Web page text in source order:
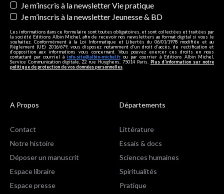
Je m’inscris à la newsletter Vie pratique
Je m’inscris à la newsletter Jeunesse & BD
Les informations dans ce formulaire sont toutes obligatoires, et sont collectées et traitées par
la société Editions Albin Michel, afin de recevoir nos newsletters au format digital si vous le
souhaitez. Conformément à la Loi Informatique et Libertés du 06/01/1978 modifiée et au
Règlement (UE) 2016/679, vous disposez notamment d'un droit d'accès, de rectification et
d’opposition aux informations vous concernant. Vous pouvez exercer ces droits en nous
contactant par courriel à info-site@albin-michel.fr ou par courrier à Editions Albin Michel,
Service Communication digitale, 22 rue Huyghens, 75014 Paris. Plus d’information sur notre
politique de protection de vos données personnelles
A Propos
Contact
Notre histoire
Déposer un manuscrit
Espace libraire
Espace presse
Départements
Littérature
Essais & docs
Sciences humaines
Spiritualités
Pratique